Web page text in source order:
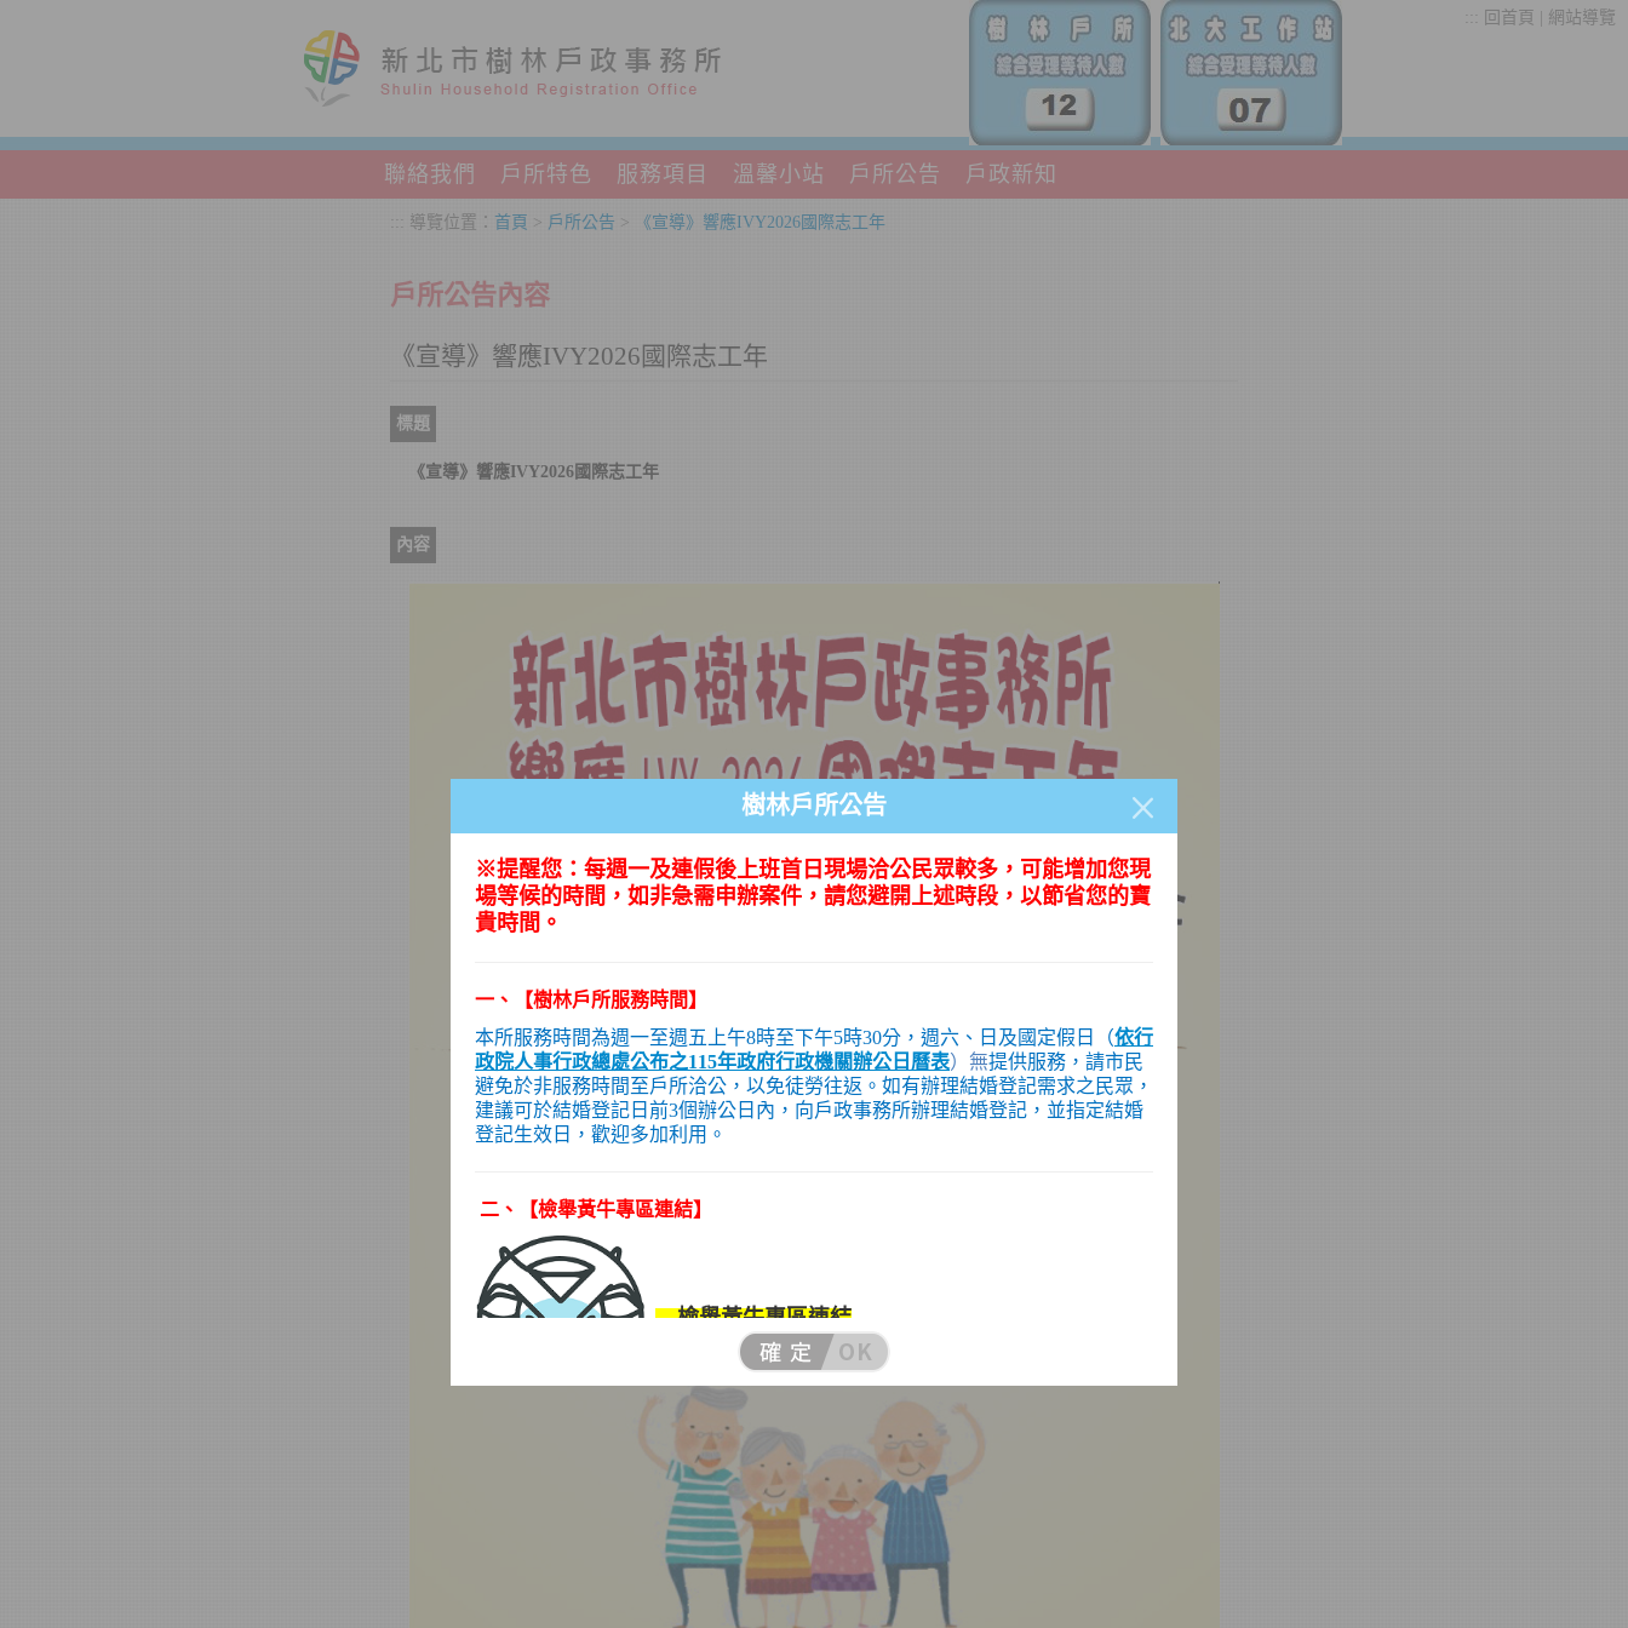
::: 回首頁 網站導覽
聯絡我們 戶所特色 服務項目 溫馨小站 戶所公告 戶政新知
::: 導覽位置： 首頁 > 戶所公告 > 《宣導》響應IVY2026國際志工年
戶所公告內容
《宣導》響應IVY2026國際志工年
標題
《宣導》響應IVY2026國際志工年
內容
樹林戶所公告
※提醒您：每週一及連假後上班首日現場洽公民眾較多，可能增加您現
場等候的時間，如非急需申辦案件，請您避開上述時段，以節省您的寶
貴時間。
一 、 【樹林戶所服務時間】
本所服務時間為週一至週五上午8時至下午5時30分，週六、日及國定假日（依行
政院人事行政總處公布之115年政府行政機關辦公日曆表）無提供服務，請市民
避免於非服務時間至戶所洽公，以免徒勞往返。如有辦理結婚登記需求之民眾，
建議可於結婚登記日前3個辦公日內，向戶政事務所辦理結婚登記，並指定結婚
登記生效日，歡迎多加利用。
二、 【檢舉黃牛專區連結】
←檢舉黃牛專區連結
為因應黃牛票猖獗現象，文化部及體育部，已依據法令制定檢舉黃牛規定，民
眾妥善蒐證後得以書面、言詞、電子郵件或其他方式，向舉辦地所轄地方主管機
關進行檢舉，因此於新北舉辦者，民眾除可透過書面、1999及市長信箱外，因文
化部及教育部考量民眾檢舉時，可能有判別舉辦地所轄地方主管機關不易之情
形，另設有檢舉黃牛網站專區開放民眾網路檢舉，系統收受檢舉案件後，將依管
轄規定視檢舉運動賽事或活動之舉辦地，分案予所轄地方主管機關進行查處。